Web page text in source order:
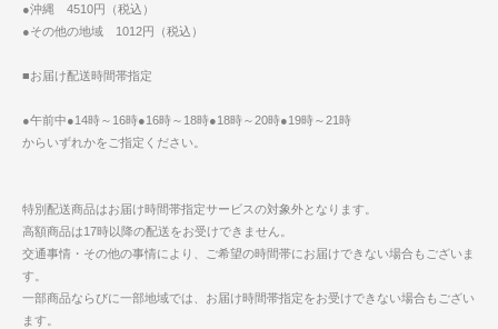
●沖縄 4510円（税込）
●その他の地域 1012円（税込）
■お届け配送時間帯指定
●午前中●14時～16時●16時～18時●18時～20時●19時～21時
からいずれかをご指定ください。
特別配送商品はお届け時間帯指定サービスの対象外となります。
高額商品は17時以降の配送をお受けできません。
交通事情・その他の事情により、ご希望の時間帯にお届けできない場合もございま
す。
一部商品ならびに一部地域では、お届け時間帯指定をお受けできない場合もござい
ます。